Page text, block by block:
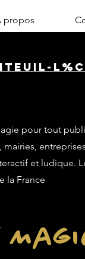
propos
pour tout
et ludique.
la France